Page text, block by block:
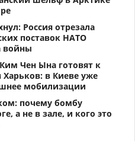
Россия отрезала
поставок НАТО
войны
Чен Ына готовят к
в Киеве уже
мобилизации
почему бомбу
а не в зале, и кого это